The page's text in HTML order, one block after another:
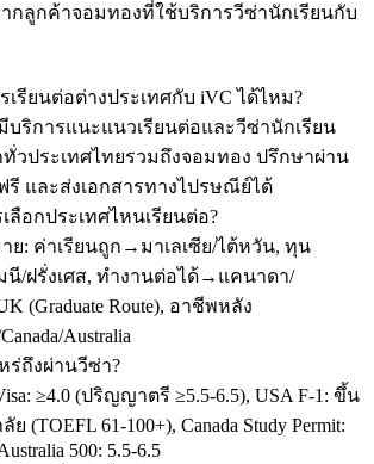
กลูกค้าจอมทองที่ใช้บริการวีซ่านักเรียนกับ
รียนต่อต่างประเทศกับ iVC ได้ไหม?
บริการแนะแนวเรียนต่อและวีซ่านักเรียน
วประเทศไทยรวมถึงจอมทอง ปรึกษาผ่าน
รี และส่งเอกสารทางไปรษณีย์ได้
ลือกประเทศไหนเรียนต่อ?
ย: ค่าเรียนถูก→มาเลเซีย/ไต้หวัน, ทุน
นี/ฝรั่งเศส, ทำงานต่อได้→แคนาดา/
(Graduate Route), อาชีพหลัง
Australia
ร่ถึงผ่านวีซ่า?
≥4.0 (ปริญญาตรี ≥5.5-6.5), USA F-1: ขึ้น
(TOEFL 61-100+), Canada Study Permit:
500: 5.5-6.5